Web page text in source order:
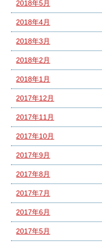
2018年5月
2018年4月
2018年3月
2018年2月
2018年1月
2017年12月
2017年11月
2017年10月
2017年9月
2017年8月
2017年7月
2017年6月
2017年5月